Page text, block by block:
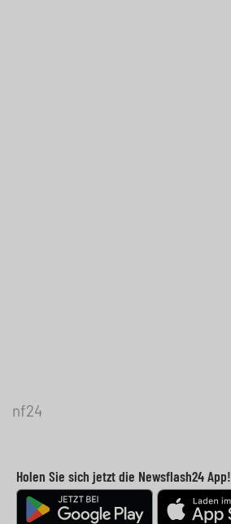
nf24
Holen Sie sich jetzt die Newsflash24 App!